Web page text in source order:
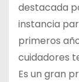
destacada
instancia
primeros
cuidadores
Es un gran